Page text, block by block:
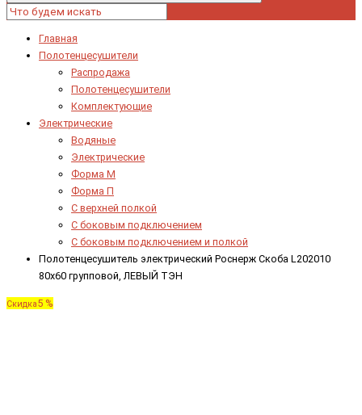
Главная
Полотенцесушители
Распродажа
Полотенцесушители
Комплектующие
Электрические
Водяные
Электрические
Форма М
Форма П
C верхней полкой
C боковым подключением
C боковым подключением и полкой
Полотенцесушитель электрический Роснерж Скоба L202010
80x60 групповой, ЛЕВЫЙ ТЭН
Скидка5 %